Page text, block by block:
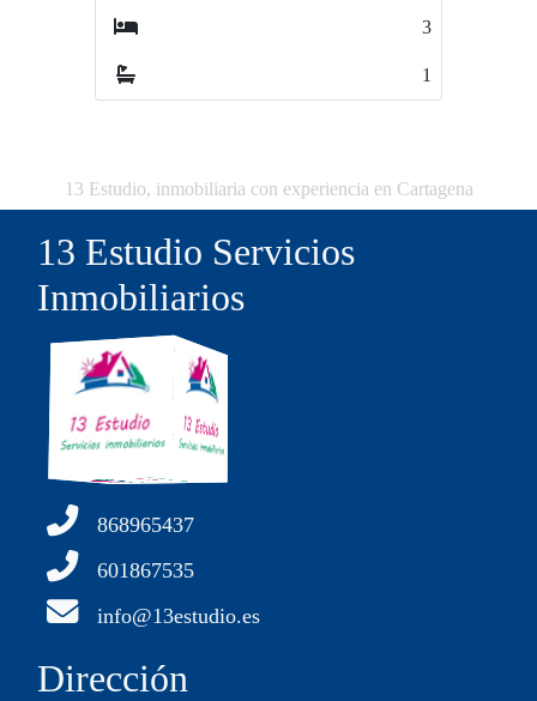
3
1
13 Estudio, inmobiliaria con experiencia en Cartagena
13 Estudio Servicios
Inmobiliarios
868965437
601867535
info@13estudio.es
Dirección